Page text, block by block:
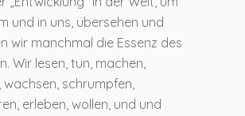
und in uns, übersehen und
wir manchmal die Essenz des
Wir lesen, tun, machen,
wachsen, schrumpfen,
erleben, wollen, und und